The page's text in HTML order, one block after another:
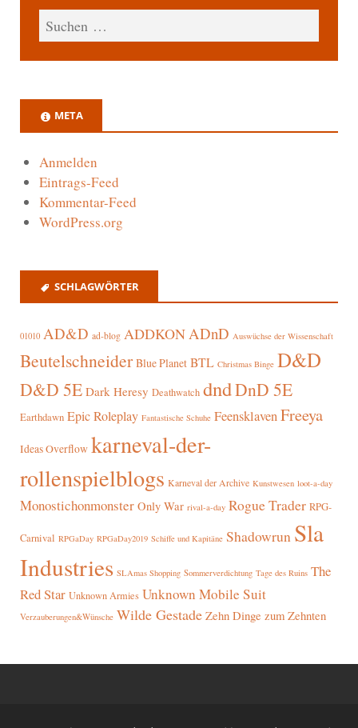
META
Anmelden
Eintrags-Feed
Kommentar-Feed
WordPress.org
SCHLAGWÖRTER
01010 AD&D ad-blog ADDKONADnD Auswüchse der Wissenschaft
Beutelschneider Blue Planet BTL Christmas Binge D&D
D&D 5E Dark Heresy Deathwatch dndDnD 5E
Earthdawn Epic Roleplay Fantastische Schuhe FeensklavenFreeya
Ideas Overflow karneval-der-
rollenspielblogs Karneval der Archive Kunstwesen loot-a-day
Monostichonmonster Only War rival-a-day Rogue Trader RPG-
Carnival RPGaDay RPGaDay2019 Schiffe und Kapitäne Shadowrun Sla
Industries SLAmas Shopping Sommerverdichtung Tage des Ruins The
Red Star Unknown Armies Unknown Mobile Suit
Verzauberungen&Wünsche Wilde Gestade Zehn Dinge zum Zehnten